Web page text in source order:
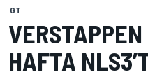
GT
HAFTA